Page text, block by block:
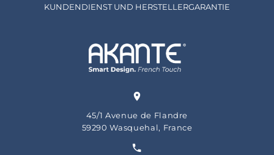
KUNDENDIENST UND HERSTELLERGARANTIE
45/1 Avenue de Flandre
59290 Wasquehal, France